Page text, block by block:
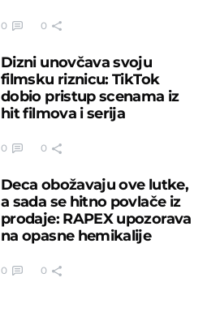
0 0
Dizni unovčava svoju
filmsku riznicu: TikTok
dobio pristup scenama iz
hit filmova i serija
0 0
Deca obožavaju ove lutke,
a sada se hitno povlače iz
prodaje: RAPEX upozorava
na opasne hemikalije
0 0